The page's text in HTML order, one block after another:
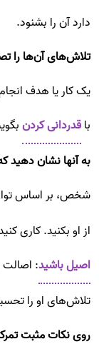
دارد آن را بشنود.
تلاش‌های آن‌ها را
یک کار یا هدف
باقدردانی کردن
به آنها نشان دهید
شخص، بر اساس
از او بکنید. کاری
اصیل باشید:
تلاش‌های او را
روی نکات مثبت